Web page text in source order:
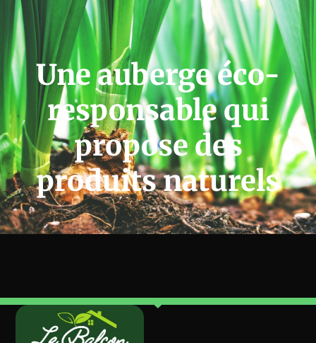
Une auberge éco-
responsable qui
propose des
produits naturels